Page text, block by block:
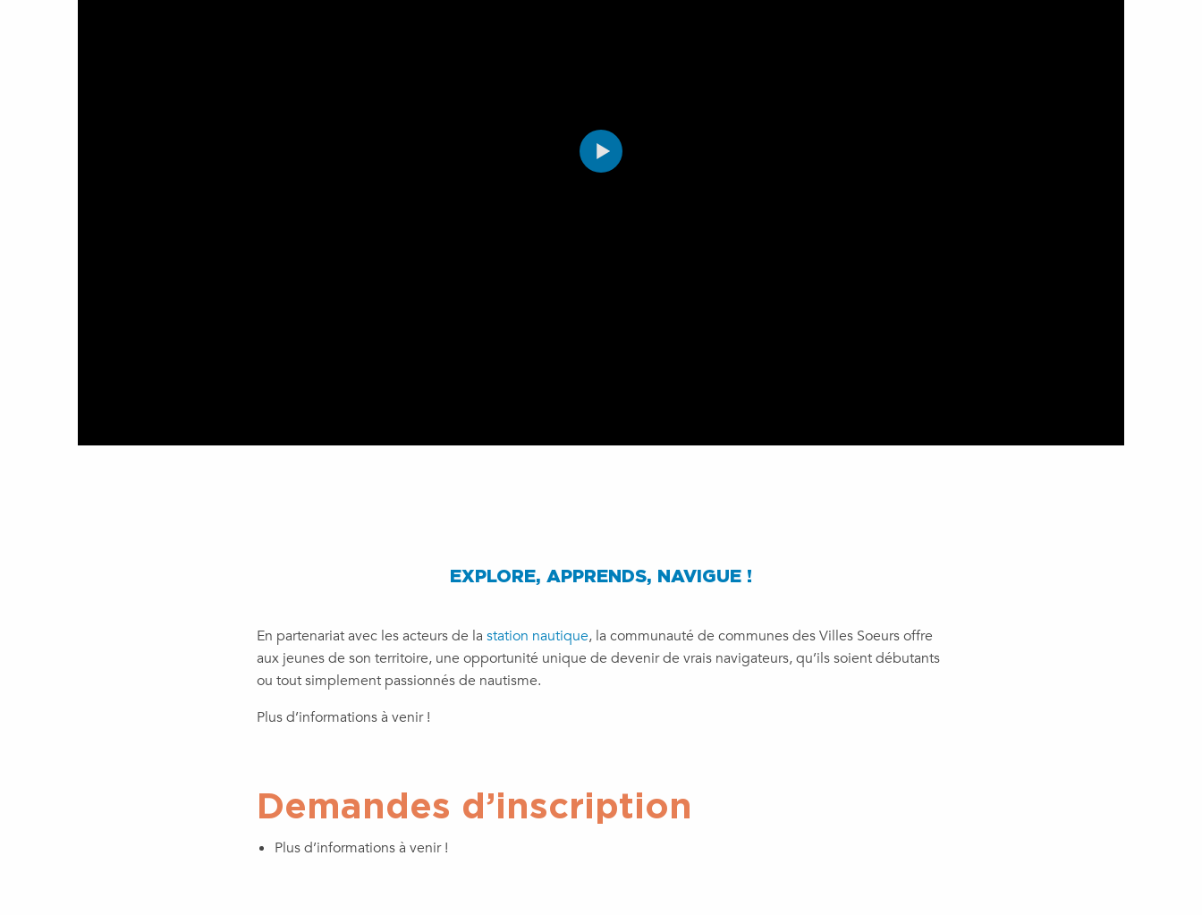
EXPLORE, APPRENDS, NAVIGUE !
En partenariat avec les acteurs de la station nautique, la communauté de communes des Villes Soeurs offre
aux jeunes de son territoire, une opportunité unique de devenir de vrais navigateurs, qu’ils soient débutants
ou tout simplement passionnés de nautisme.
Plus d’informations à venir !
Demandes d’inscription
Plus d’informations à venir !